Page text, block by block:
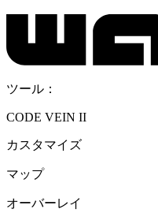
ツール：
CODE VEIN II
カスタマイズ
マップ
オーバーレイ